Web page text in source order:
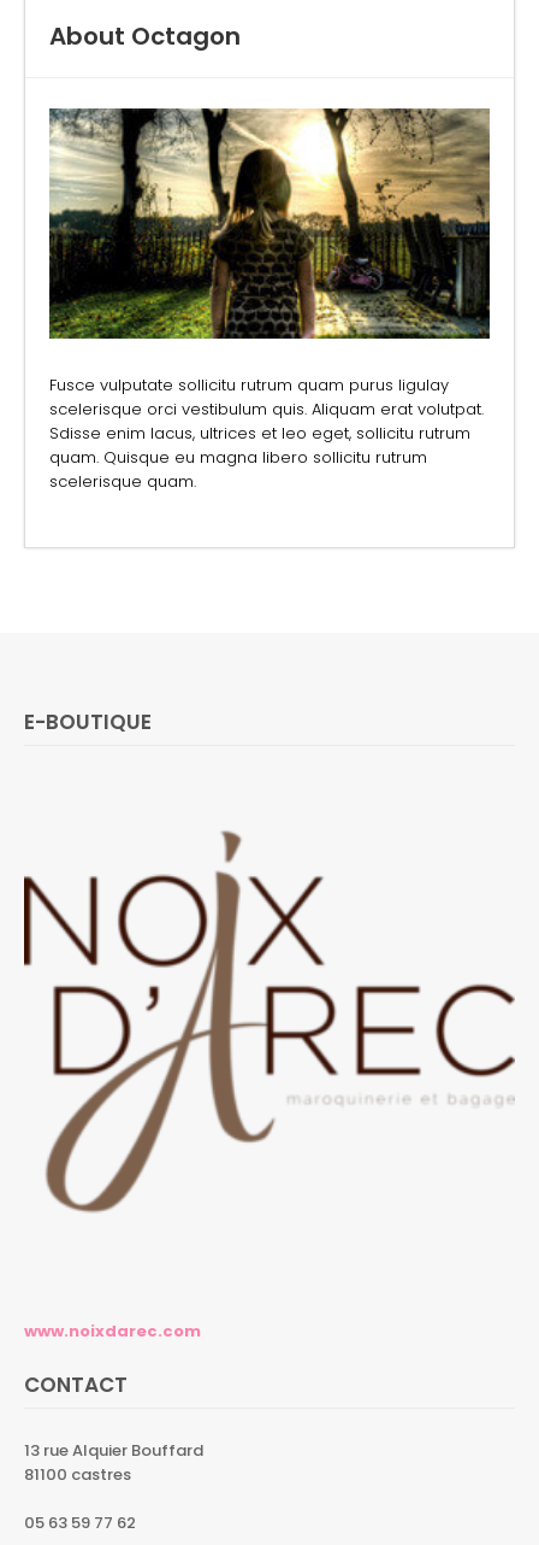
About Octagon
Fusce vulputate sollicitu rutrum quam purus ligulay
scelerisque orci vestibulum quis. Aliquam erat volutpat.
Sdisse enim lacus, ultrices et leo eget, sollicitu rutrum
quam. Quisque eu magna libero sollicitu rutrum
scelerisque quam.
E-BOUTIQUE
www.noixdarec.com
CONTACT
13 rue Alquier Bouffard
81100 castres
05 63 59 77 62